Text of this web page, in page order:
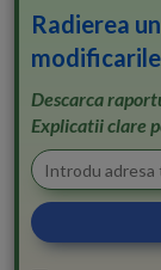
Radierea
Descarca
Explicatii clare